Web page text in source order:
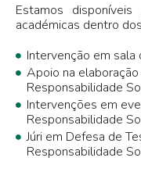
Estamos
académicas dentro
Intervenção em sala
Apoio na
Responsabilidade
Intervenções em
Responsabilidade
Júri em Defesa de
Responsabilidade